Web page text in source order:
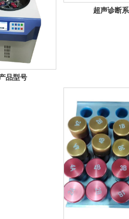
品型号
超声诊断